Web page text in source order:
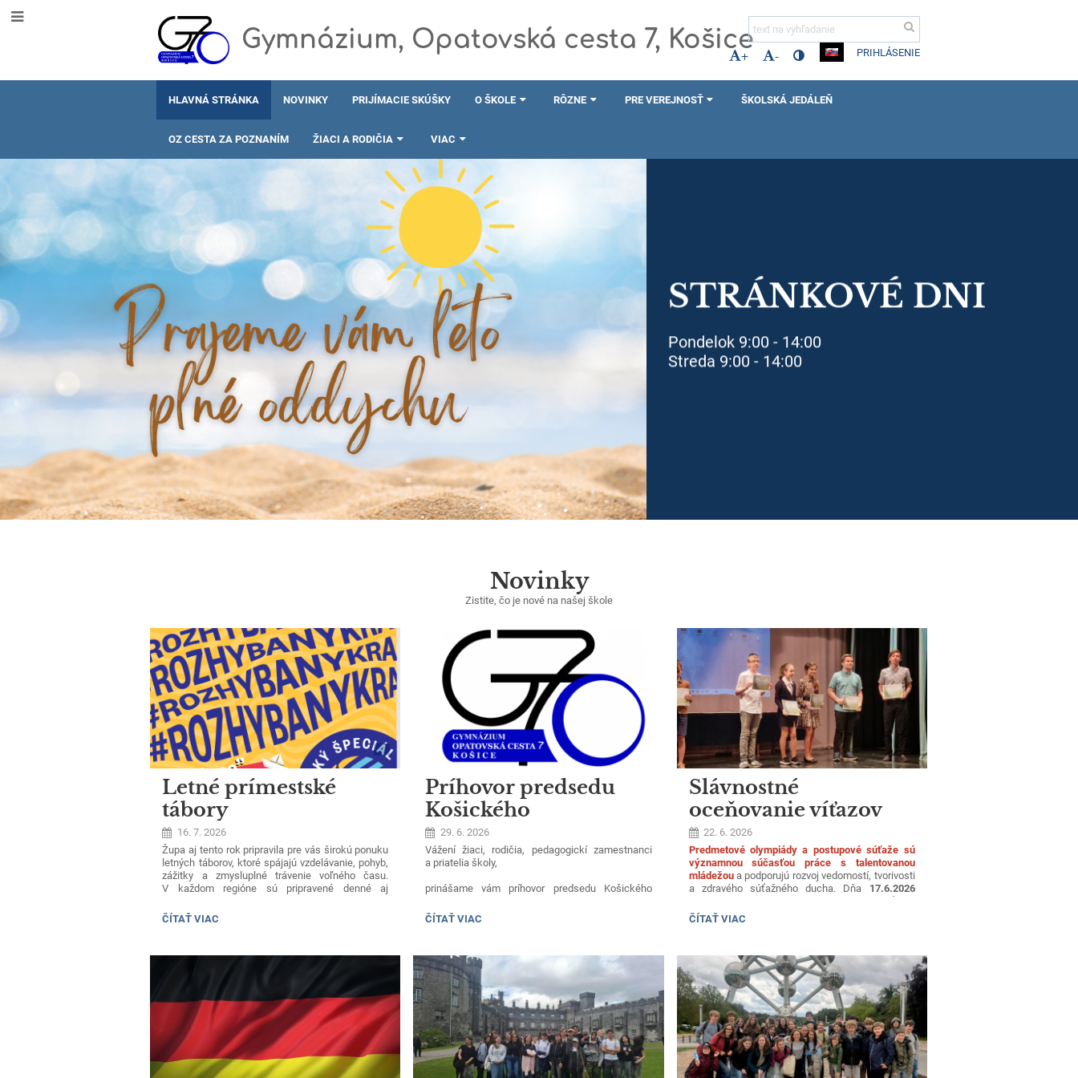
Gymnázium, Opatovská cesta 7, Košice
+ - PRIHLÁSENIE
HLAVNÁ STRÁNKA NOVINKY PRIJÍMACIE SKÚŠKY O ŠKOLE RÔZNE PRE VEREJNOSŤ ŠKOLSKÁ JEDÁLEŇ
OZ CESTA ZA POZNANÍM ŽIACI A RODIČIA VIAC
Hlavná
stránka
STRÁNKOVÉ DNI
Pondelok 9:00 - 14:00
Streda 9:00 - 14:00
Novinky
Zistite, čo je nové na našej škole
Letné prímestské
tábory
16. 7. 2026
Župa aj tento rok pripravila pre vás širokú ponuku
letných táborov, ktoré spájajú vzdelávanie, pohyb,
zážitky a zmysluplné trávenie voľného času.
V každom regióne sú pripravené denné aj
pričom kapacity dosahujú spolu stovky miest.
Na výber je takmer 50 rôznorodých tematických
galériám, divadlám, knižniciam či osvetovým
strediskám. Ponuku nájdete
LETNÉ
ČÍTAŤ VIAC
Príhovor predsedu
Košického
samosprávneho kraja
29. 6. 2026
Vážení žiaci, rodičia, pedagogickí zamestnanci
a priatelia školy,
prinášame vám príhovor predsedu Košického
k ukončeniu školského roka.
nahrávke.
Prajeme Vám všetkým úspešný koniec roka
a príjemné prežitie letných prázdnin.
PRÍHOVOR
SAMOSPRÁVNEHO
KRAJA:
ČÍTAŤ VIAC
Slávnostné
oceňovanie víťazov
okresných kôl
22. 6. 2026
Predmetové olympiády a postupové súťaže sú
významnou súčasťou práce s talentovanou
mládežoua podporujú rozvoj vedomostí, tvorivosti
a zdravého súťažného ducha. Dňa 17.6.2026
Centrum voľného času slávnostne ocenilo víťazov
okresných kôl predmetových olympiád
a postupových súťaží za školský rok 2025/2026.
SLÁVNOSTNÉ
OKRESNÝCH
KÔL:
ČÍTAŤ VIAC